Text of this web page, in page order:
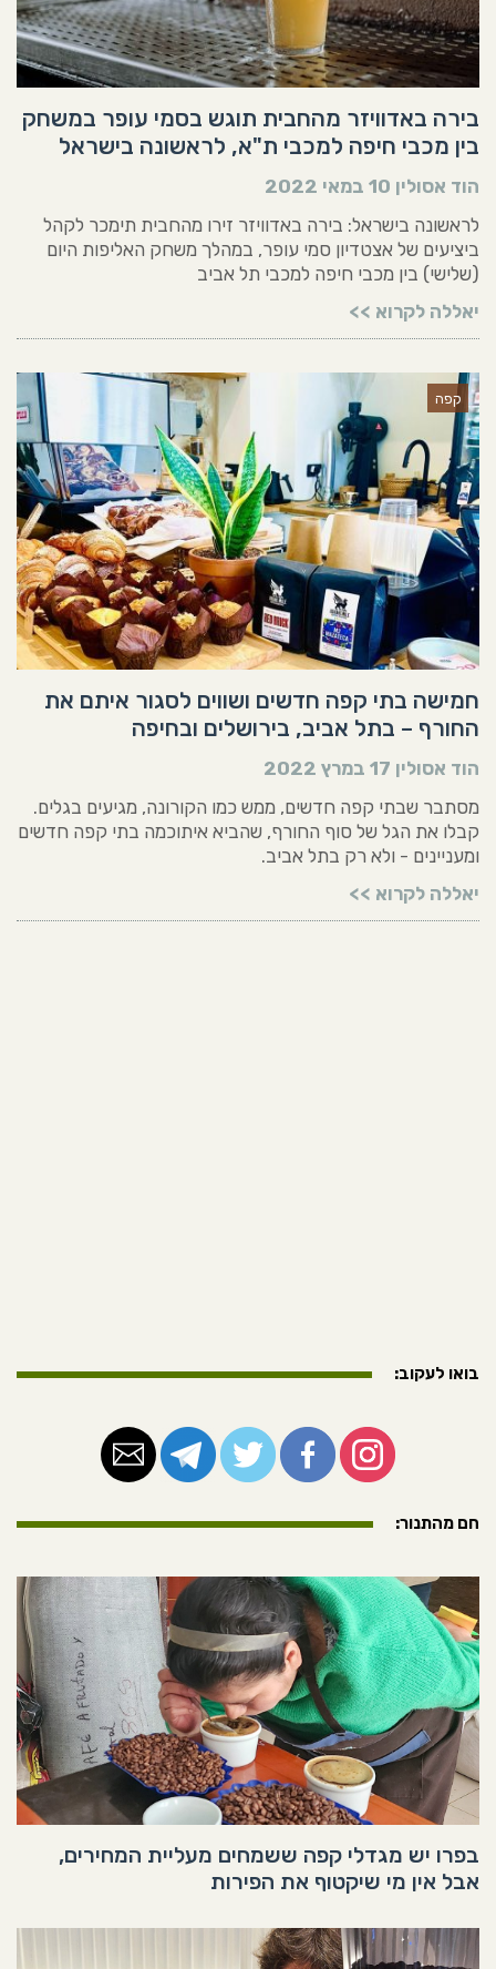
בירה באדוויזר מהחבית תוגש בסמי עופר במשחק
בין מכבי חיפה למכבי ת"א, לראשונה בישראל
הוד אסולין 10 במאי 2022
לראשונה בישראל: בירה באדוויזר זירו מהחבית תימכר לקהל
ביציעים של אצטדיון סמי עופר, במהלך משחק האליפות היום
(שלישי) בין מכבי חיפה למכבי תל אביב
יאללה לקרוא >>
קפה
חמישה בתי קפה חדשים ושווים לסגור איתם את
החורף – בתל אביב, בירושלים ובחיפה
הוד אסולין 17 במרץ 2022
מסתבר שבתי קפה חדשים, ממש כמו הקורונה, מגיעים בגלים.
קבלו את הגל של סוף החורף, שהביא איתוכמה בתי קפה חדשים
ומעניינים - ולא רק בתל אביב.
יאללה לקרוא >>
בואו לעקוב:
חם מהתנור:
בפרו יש מגדלי קפה ששמחים מעליית המחירים,
אבל אין מי שיקטוף את הפירות